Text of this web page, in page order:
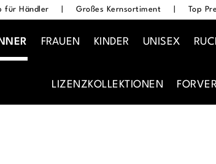
für Händler Großes Kernsortiment Top
FRAUEN KINDER UNISEX
LIZENZKOLLEKTIONEN